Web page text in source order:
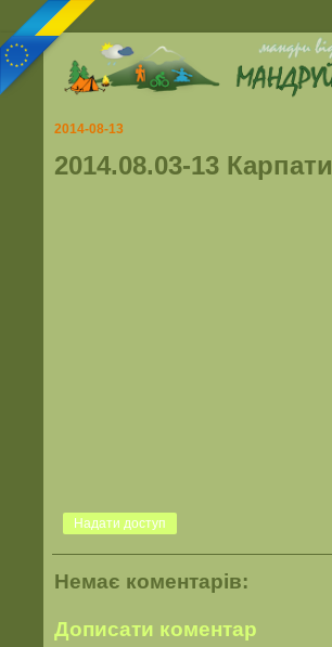
2014-08-13
2014.08.03-13 Карпати
Надати доступ
Немає коментарів:
Дописати коментар